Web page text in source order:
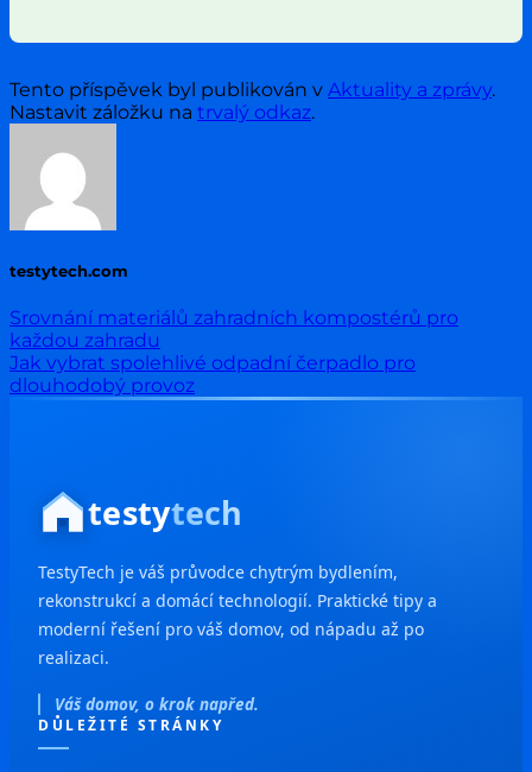
Tento příspěvek byl publikován v Aktuality a zprávy.
Nastavit záložku na trvalý odkaz.
testytech.com
Srovnání materiálů zahradních kompostérů pro
každou zahradu
Jak vybrat spolehlivé odpadní čerpadlo pro
dlouhodobý provoz
testytech
TestyTech je váš průvodce chytrým bydlením,
rekonstrukcí a domácí technologií. Praktické tipy a
moderní řešení pro váš domov, od nápadu až po
realizaci.
Váš domov, o krok napřed.
DŮLEŽITÉ STRÁNKY